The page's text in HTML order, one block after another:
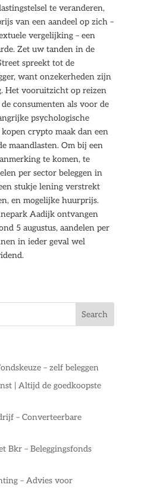
te veranderen,
van een aandeel op zich –
vergelijking – een
Zet uw tanden in de
spreekt tot de
want onzekerheden zijn
Het vooruitzicht op reizen
consumenten als voor de
psychologische
crypto maak dan een
maandlasten. Om bij een
te komen, te
per sector beleggen in
stukje lening verstrekt
en mogelijke huurprijs.
Aadijk ontvangen
5 augustus, aandelen per
in ieder geval wel
– zelf beleggen
| Altijd de goedkoopste
– Converteerbare
Bkr – Beleggingsfonds
– Advies voor